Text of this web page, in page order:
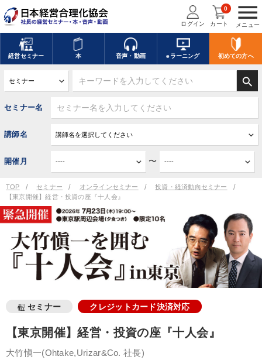
menu
メニュー
ログイン カート
0
経営セミナー 本 音声・動画 eラーニング 初めての方へ
search
セミナー名
講師名
開催月 〜
TOP セミナー オンラインセミナー
投資・経済動向セミナー
【東京開催】経営・投資の座『十人会』
セミナー クレジットカード決済対応
【東京開催】経営・投資の座『十人会』
大竹愼一(Ohtake,Urizar&Co. 社長)